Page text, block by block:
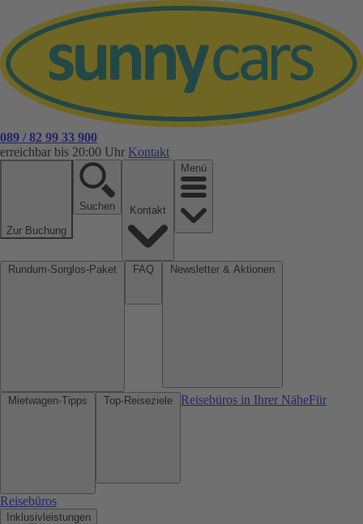
089 / 82 99 33 900
erreichbar bis 20:00 Uhr Kontakt
Zur Buchung
Suchen
Menü
Reisebüros in Ihrer NäheFür
Reisebüros
Inklusivleistungen